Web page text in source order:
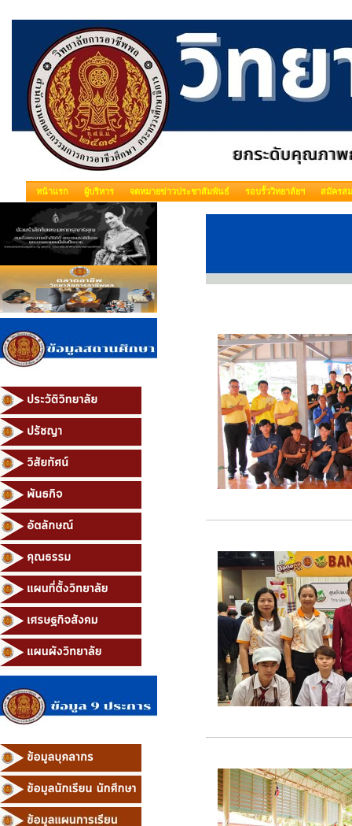
หน้าแรก ผู้บริหาร จดหมายข่าวประชาสัมพันธ์ รอบรั้ววิทยาลัยฯ สมัครส